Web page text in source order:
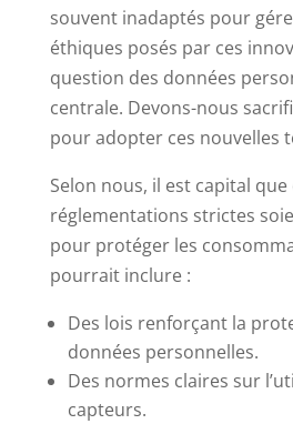
souvent inadaptés pour
éthiques posés par ces
question des données
centrale. Devons-nous
pour adopter ces nouvelles
Selon nous, il est capital que
réglementations strictes
pour protéger les
pourrait inclure :
Des lois renforçant la
données personnelles.
Des normes claires sur
capteurs.